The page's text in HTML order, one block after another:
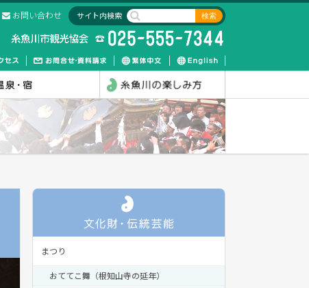
サイト内検索
お問い合わせ
まつり
おててこ舞（根知山寺の延年）